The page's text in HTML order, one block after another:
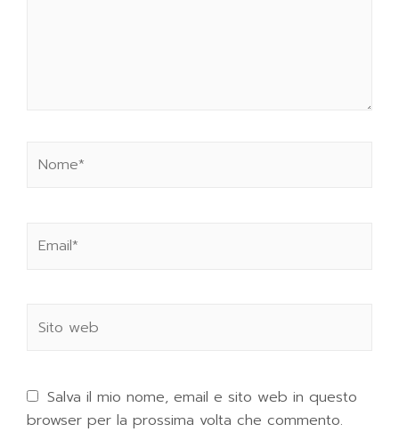
Salva il mio nome, email e sito web in questo
browser per la prossima volta che commento.